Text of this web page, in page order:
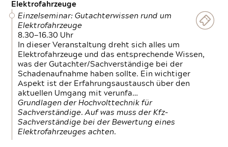
Elektrofahrzeuge
Einzelseminar: Gutachterwissen rund um
Elektrofahrzeuge
8.30—16.30 Uhr
In dieser Veranstaltung dreht sich alles um
Elektrofahrzeuge und das entsprechende Wissen,
was der Gutachter/Sachverständige bei der
Schadenaufnahme haben sollte. Ein wichtiger
Aspekt ist der Erfahrungsaustausch über den
aktuellen Umgang mit verunfa…
Grundlagen der Hochvolttechnik für
Sachverständige. Auf was muss der Kfz-
Sachverständige bei der Bewertung eines
Elektrofahrzeuges achten.